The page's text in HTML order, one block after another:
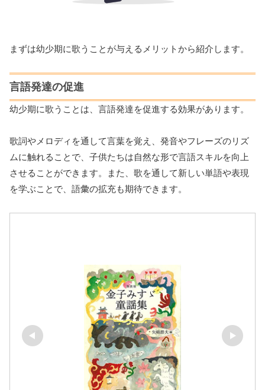
まずは幼少期に歌うことが与えるメリットから紹介します。
言語発達の促進
幼少期に歌うことは、言語発達を促進する効果があります。
歌詞やメロディを通して言葉を覚え、発音やフレーズのリズ
ムに触れることで、子供たちは自然な形で言語スキルを向上
させることができます。また、歌を通して新しい単語や表現
を学ぶことで、語彙の拡充も期待できます。